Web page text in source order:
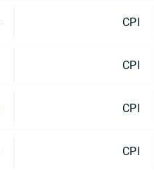
CPI
CPI
CPI
CPI